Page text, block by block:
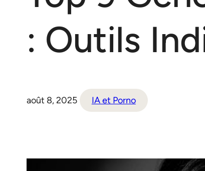
: Outils
août 8, 2025 IA et Porno